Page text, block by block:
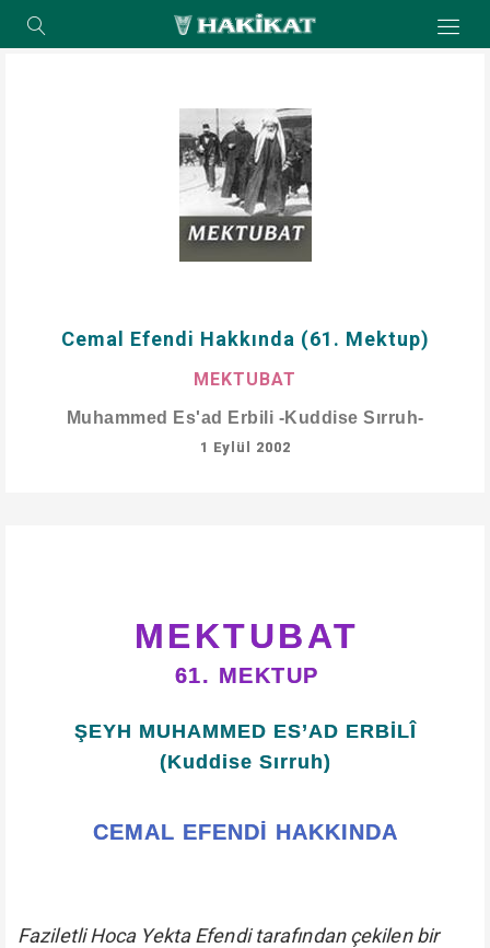
Cemal Efendi Hakkında (61. Mektup)
MEKTUBAT
Muhammed Es'ad Erbili -Kuddise Sırruh-
1 Eylül 2002
MEKTUBAT
61. MEKTUP
ŞEYH MUHAMMED ES’AD ERBİLÎ
(Kuddise Sırruh)
CEMAL EFENDİ HAKKINDA
Faziletli Hoca Yekta Efendi tarafından çekilen bir